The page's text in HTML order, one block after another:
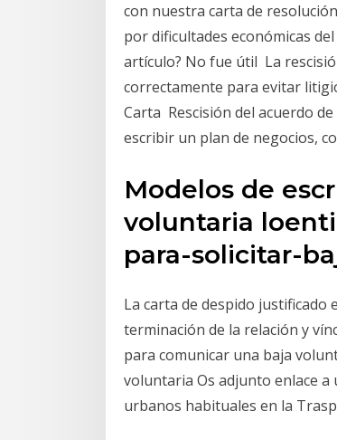
con nuestra carta de
por dificultades económicas
artículo? No fue útil La
correctamente para evitar
Carta Rescisión del acuerdo
escribir un plan de negocios,
Modelos de
voluntaria
para-solicitar-
La carta de despido
terminación de la relación y
para comunicar una baja
voluntaria Os adjunto enlace a
urbanos habituales en la